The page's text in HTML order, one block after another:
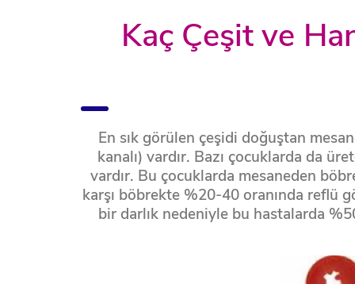
Kaç Çeşit ve
En sık görülen çeşidi doğuştan
kanalı) vardır. Bazı çocuklarda da
vardır. Bu çocuklarda mesaneden
karşı böbrekte %20-40 oranında reflü
bir darlık nedeniyle bu hastalarda